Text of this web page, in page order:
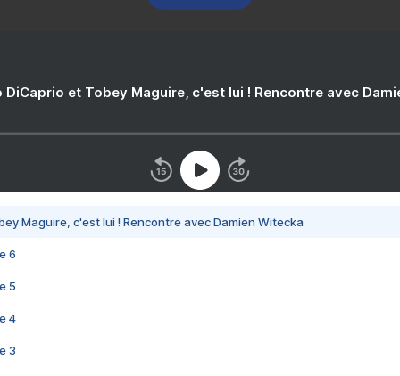
DiCaprio et Tobey Maguire, c'est lui ! Rencontre avec
Maguire, c'est lui ! Rencontre avec Damien Witecka
6
5
4
3